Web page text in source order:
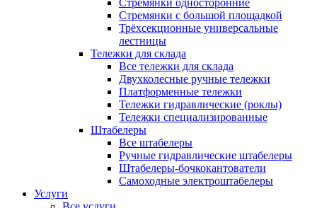
Стремянки односторонние
Стремянки с большой площадкой
Трёхсекционные универсальные
лестницы
Тележки для склада
Все тележки для склада
Двухколесные ручные тележки
Платформенные тележки
Тележки гидравлические (роклы)
Тележки специализированные
Штабелеры
Все штабелеры
Ручные гидравлические штабелеры
Штабелеры-бочкокантователи
Самоходные электроштабелеры
Услуги